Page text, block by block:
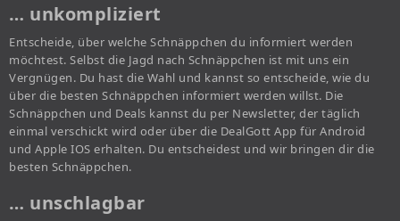
… unkompliziert
Entscheide, über welche Schnäppchen du informiert werden
möchtest. Selbst die Jagd nach Schnäppchen ist mit uns ein
Vergnügen. Du hast die Wahl und kannst so entscheide, wie du
über die besten Schnäppchen informiert werden willst. Die
Schnäppchen und Deals kannst du per Newsletter, der täglich
einmal verschickt wird oder über die DealGott App für Android
und Apple IOS erhalten. Du entscheidest und wir bringen dir die
besten Schnäppchen.
… unschlagbar